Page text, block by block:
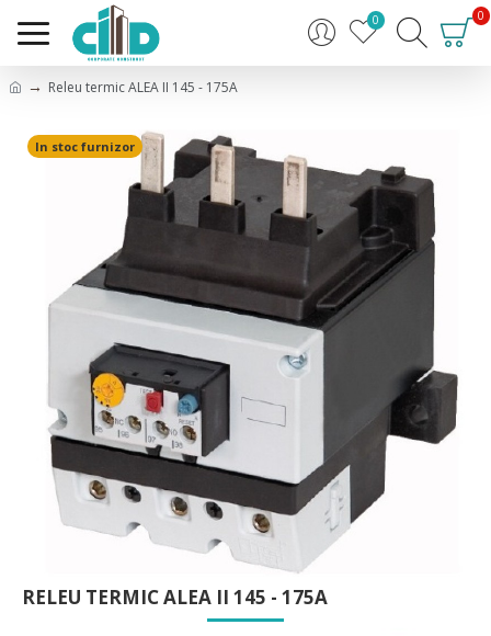
0 0
Releu termic ALEA II 145 - 175A
In stoc furnizor
RELEU TERMIC ALEA II 145 - 175A